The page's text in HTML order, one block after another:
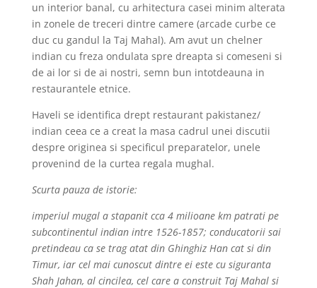
un interior banal, cu arhitectura casei minim alterata
in zonele de treceri dintre camere (arcade curbe ce
duc cu gandul la Taj Mahal). Am avut un chelner
indian cu freza ondulata spre dreapta si comeseni si
de ai lor si de ai nostri, semn bun intotdeauna in
restaurantele etnice.
Haveli se identifica drept restaurant pakistanez/
indian ceea ce a creat la masa cadrul unei discutii
despre originea si specificul preparatelor, unele
provenind de la curtea regala mughal.
Scurta pauza de istorie:
imperiul mugal a stapanit cca 4 milioane km patrati pe
subcontinentul indian intre 1526-1857; conducatorii sai
pretindeau ca se trag atat din Ghinghiz Han cat si din
Timur, iar cel mai cunoscut dintre ei este cu siguranta
Shah Jahan, al cincilea, cel care a construit Taj Mahal si